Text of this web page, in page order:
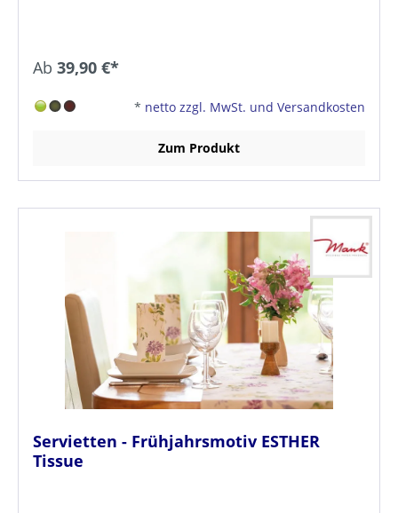
Ab 39,90 €*
* netto zzgl. MwSt. und Versandkosten
Zum Produkt
Servietten - Frühjahrsmotiv ESTHER
Tissue